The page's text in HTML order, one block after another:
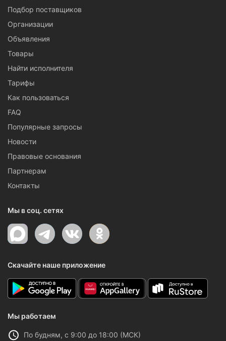
Подбор поставщиков
Организации
Объявления
Товары
Найти исполнителя
Тарифы
Как пользоваться
FAQ
Популярные запросы
Новости
Правовые основания
Партнерам
Контакты
Мы в соц. сетях
Скачайте наше приложение
Мы работаем
По будням, с 9:00 до 18:00 (МСК)